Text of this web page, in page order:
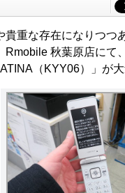
重な存在になりつつ
Rmobile 秋葉原店にて
（KYY06）」が